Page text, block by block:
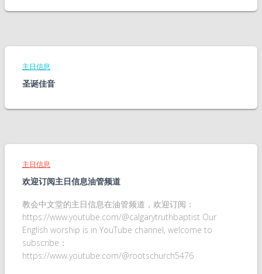
主日信息
圣诞佳音
主日信息
欢迎订阅主日信息油管频道
教会中文堂的主日信息在油管频道，欢迎订阅：
https://www.youtube.com/@calgarytruthbaptist Our
English worship is in YouTube channel, welcome to
subscribe：
https://www.youtube.com/@rootschurch5476